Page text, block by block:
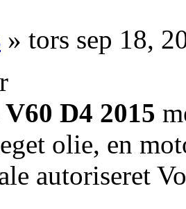
» tors sep 18,
D4 2015
olie, en
autoriseret